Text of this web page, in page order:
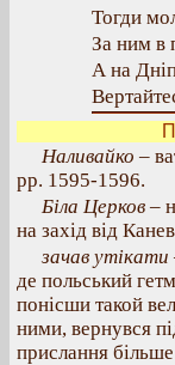
Тогди
За ним в
А на
Наливайко –
рр. 1595-1596.
Біла Церков –
на захід від
зачав утікати
де польський
понісши такой
ними, вернувся
прислання більше